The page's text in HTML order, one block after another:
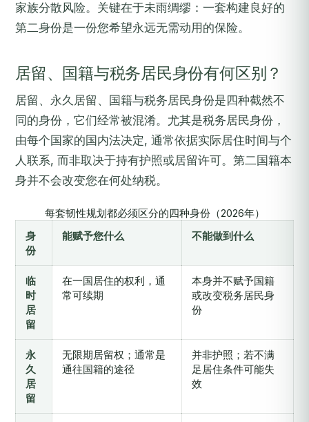
家族分散风险。关键在于未雨绸缪：一套构建良好的
第二身份是一份您希望永远无需动用的保险。
居留、国籍与税务居民身份有何区别？
居留、永久居留、国籍与税务居民身份是四种截然不
同的身份，它们经常被混淆。尤其是税务居民身份，
由每个国家的国内法决定, 通常依据实际居住时间与个
人联系, 而非取决于持有护照或居留许可。第二国籍本
身并不会改变您在何处纳税。
每套韧性规划都必须区分的四种身份（2026年）
身
份
能赋予您什么 不能做到什么
临
时
居
留
在一国居住的权利，通
常可续期
本身并不赋予国籍
或改变税务居民身
份
永
久
居
留
无限期居留权；通常是
通往国籍的途径
并非护照；若不满
足居住条件可能失
效